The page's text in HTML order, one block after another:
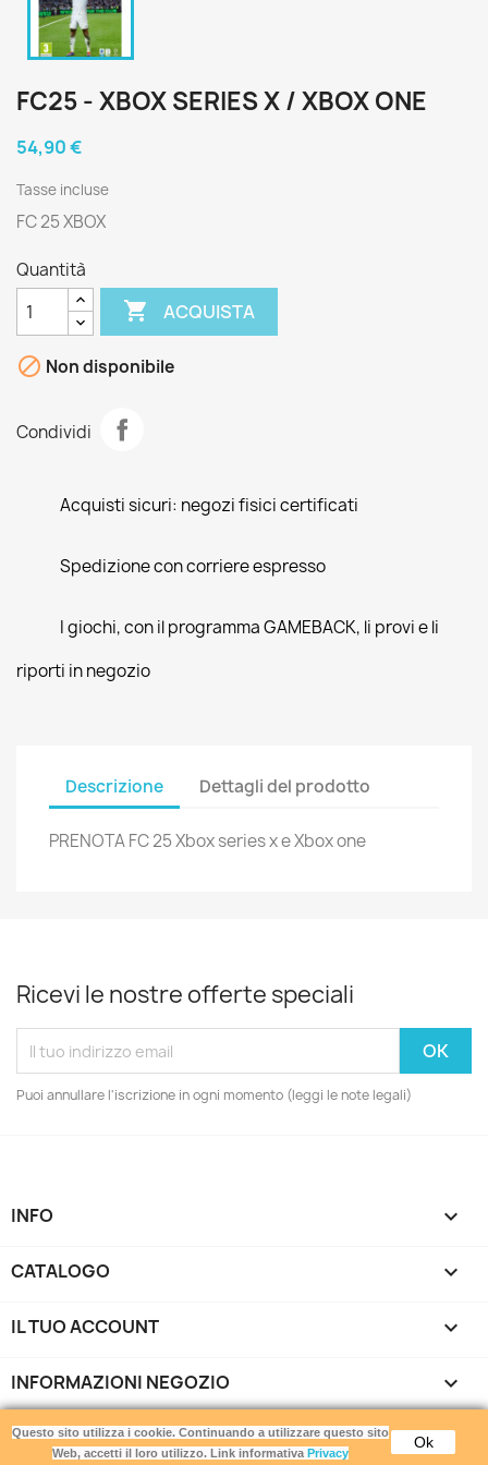
FC25 - XBOX SERIES X / XBOX ONE
54,90 €
Tasse incluse
FC 25 XBOX
Quantità
 ACQUISTA
 Non disponibile
Condividi
Acquisti sicuri: negozi fisici certificati
Spedizione con corriere espresso
I giochi, con il programma GAMEBACK, li provi e li
riporti in negozio
Descrizione Dettagli del prodotto
PRENOTA FC 25 Xbox series x e Xbox one
Ricevi le nostre offerte speciali
Puoi annullare l'iscrizione in ogni momento (leggi le note legali)
INFO 
CATALOGO 
IL TUO ACCOUNT 
INFORMAZIONI NEGOZIO keyboard_arrow_down
Questo sito utilizza i cookie. Continuando a utilizzare questo sito
Web, accetti il loro utilizzo. Link informativa Privacy
Ok
Gamemania srls - Via di Torrevecchia 220 - 00168 Roma -
P.IVA 16912871007